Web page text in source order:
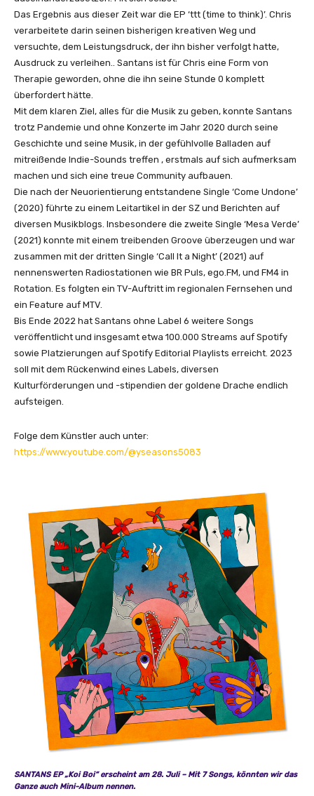
Das Ergebnis aus dieser Zeit war die EP ‘ttt (time to think)’. Chris
verarbeitete darin seinen bisherigen kreativen Weg und
versuchte, dem Leistungsdruck, der ihn bisher verfolgt hatte,
Ausdruck zu verleihen.. Santans ist für Chris eine Form von
Therapie geworden, ohne die ihn seine Stunde 0 komplett
überfordert hätte.
Mit dem klaren Ziel, alles für die Musik zu geben, konnte Santans
trotz Pandemie und ohne Konzerte im Jahr 2020 durch seine
Geschichte und seine Musik, in der gefühlvolle Balladen auf
mitreißende Indie-Sounds treffen , erstmals auf sich aufmerksam
machen und sich eine treue Community aufbauen.
Die nach der Neuorientierung entstandene Single ‘Come Undone’
(2020) führte zu einem Leitartikel in der SZ und Berichten auf
diversen Musikblogs. Insbesondere die zweite Single ‘Mesa Verde’
(2021) konnte mit einem treibenden Groove überzeugen und war
zusammen mit der dritten Single ‘Call It a Night’ (2021) auf
nennenswerten Radiostationen wie BR Puls, ego.FM, und FM4 in
Rotation. Es folgten ein TV-Auftritt im regionalen Fernsehen und
ein Feature auf MTV.
Bis Ende 2022 hat Santans ohne Label 6 weitere Songs
veröffentlicht und insgesamt etwa 100.000 Streams auf Spotify
sowie Platzierungen auf Spotify Editorial Playlists erreicht. 2023
soll mit dem Rückenwind eines Labels, diversen
Kulturförderungen und -stipendien der goldene Drache endlich
aufsteigen.
Folge dem Künstler auch unter:
https://www.youtube.com/@yseasons5083
SANTANS EP „Koi Boi“ erscheint am 28. Juli – Mit 7 Songs, könnten wir das
Ganze auch Mini-Album nennen.